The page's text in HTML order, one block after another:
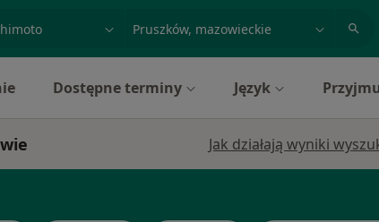
miasto lub dzielnica
Dostępne terminy Język
Jak działają wyniki